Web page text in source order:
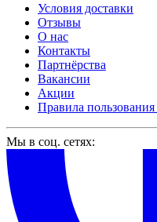
Условия доставки
Отзывы
О нас
Контакты
Партнёрства
Вакансии
Акции
Правила
Мы в соц. сетях: